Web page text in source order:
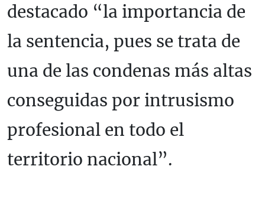
destacado “la importancia de
la sentencia, pues se trata de
una de las condenas más altas
conseguidas por intrusismo
profesional en todo el
territorio nacional”.